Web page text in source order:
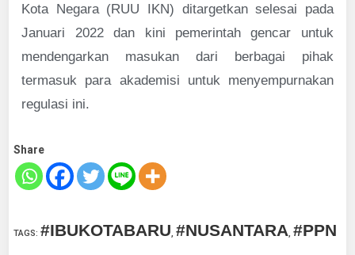
Kota Negara (RUU IKN) ditargetkan selesai pada
Januari 2022 dan kini pemerintah gencar untuk
mendengarkan masukan dari berbagai pihak
termasuk para akademisi untuk menyempurnakan
regulasi ini.
Share
TAGS:#IBUKOTABARU, #NUSANTARA, #PPN